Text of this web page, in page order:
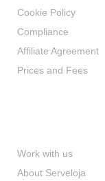
Cookie Policy
Compliance
Affiliate Agreement
Prices and Fees
Work with us
About Serveloja